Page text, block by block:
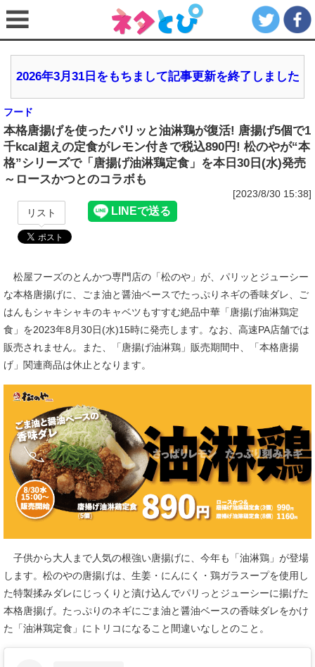
2026年3月31日をもちまして記事更新を終了しました
フード
本格唐揚げを使ったパリッと油淋鶏が復活! 唐揚げ5個で1
千kcal超えの定食がレモン付きで税込890円! 松のやが“本
格”シリーズで「唐揚げ油淋鶏定食」を本日30日(水)発売
～ロースかつとのコラボも
[2023/8/30 15:38]
リスト
松屋フーズのとんかつ専門店の「松のや」が、パリッとジューシー
な本格唐揚げに、ごま油と醤油ベースでたっぷりネギの香味ダレ、ご
はんもシャキシャキのキャベツもすすむ絶品中華「唐揚げ油淋鶏定
食」を2023年8月30日(水)15時に発売します。なお、高速PA店舗では
販売されません。また、「唐揚げ油淋鶏」販売期間中、「本格唐揚
げ」関連商品は休止となります。
子供から大人まで人気の根強い唐揚げに、今年も「油淋鶏」が登場
します。松のやの唐揚げは、生姜・にんにく・鶏ガラスープを使用し
た特製揉みダレにじっくりと漬け込んでパリっとジューシーに揚げた
本格唐揚げ。たっぷりのネギにごま油と醤油ベースの香味ダレをかけ
た「油淋鶏定食」にトリコになること間違いなしとのこと。